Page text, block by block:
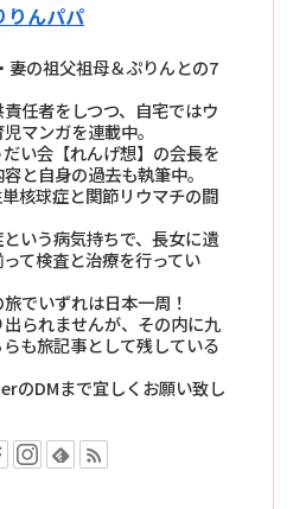
りんパパ
妻の祖父祖母＆ぷりんとの7
任者をしつつ、自宅ではウ
マンガを連載中。
い会【れんげ想】の会長を
と自身の過去も執筆中。
核球症と関節リウマチの闘
いう病気持ちで、長女に遺
て検査と治療を行ってい
でいずれは日本一周！
られませんが、その内に九
も旅記事として残している
のDMまで宜しくお願い致し